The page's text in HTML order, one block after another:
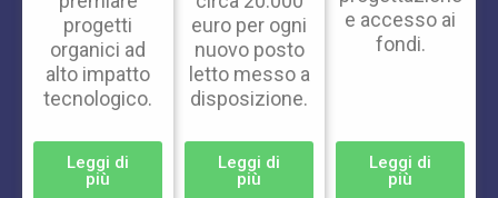
e accesso ai
fondi.
Leggi di
più
euro per ogni
nuovo posto
letto messo a
disposizione.
Leggi di
più
progetti
organici ad
alto impatto
tecnologico.
Leggi di
più